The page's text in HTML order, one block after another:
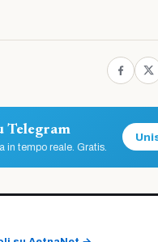
Telegram
tempo reale. Gratis.